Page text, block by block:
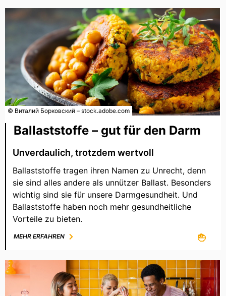
© Виталий Борковский – stock.adobe.com
Ballaststoffe – gut für den Darm
Unverdaulich, trotzdem wertvoll
Ballaststoffe tragen ihren Namen zu Unrecht, denn
sie sind alles andere als unnützer Ballast. Besonders
wichtig sind sie für unsere Darmgesundheit. Und
Ballaststoffe haben noch mehr gesundheitliche
Vorteile zu bieten.
MEHR ERFAHREN